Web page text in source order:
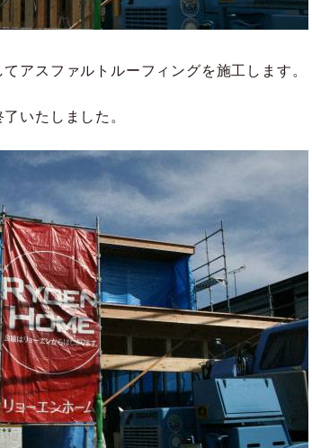
アスファルトルーフィングを施工します。
いたしました。